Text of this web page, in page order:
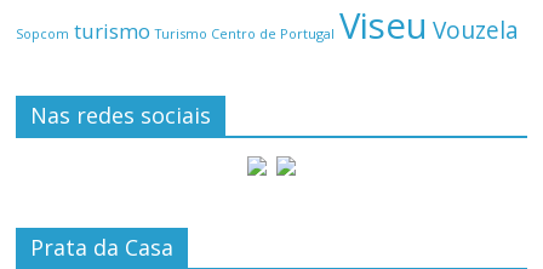
Sopcom turismo Turismo Centro de Portugal Viseu Vouzela
Nas redes sociais
Prata da Casa